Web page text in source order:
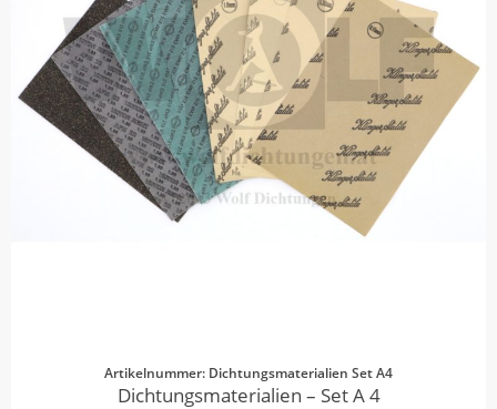
Artikelnummer: Dichtungsmaterialien Set A4
Dichtungsmaterialien – Set A 4